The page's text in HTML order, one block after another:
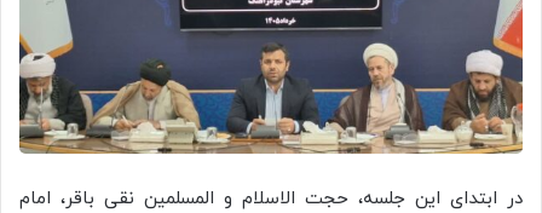
در ابتدای این جلسه، حجت‌ الاسلام و المسلمین نقی باقر، امام